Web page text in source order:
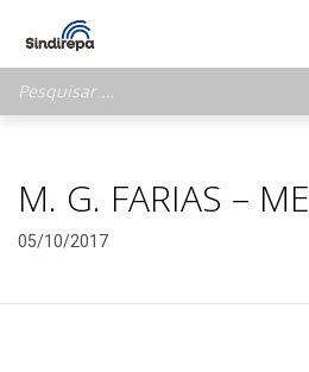
por:
M. G. FARIAS – ME
05/10/2017